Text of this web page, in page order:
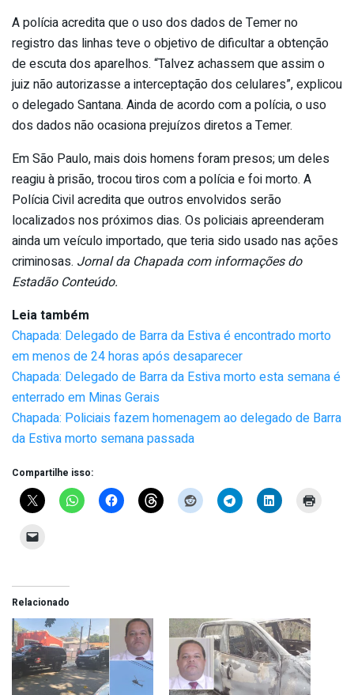
A polícia acredita que o uso dos dados de Temer no
registro das linhas teve o objetivo de dificultar a obtenção
de escuta dos aparelhos. “Talvez achassem que assim o
juiz não autorizasse a interceptação dos celulares”, explicou
o delegado Santana. Ainda de acordo com a polícia, o uso
dos dados não ocasiona prejuízos diretos a Temer.
Em São Paulo, mais dois homens foram presos; um deles
reagiu à prisão, trocou tiros com a polícia e foi morto. A
Polícia Civil acredita que outros envolvidos serão
localizados nos próximos dias. Os policiais apreenderam
ainda um veículo importado, que teria sido usado nas ações
criminosas. Jornal da Chapada com informações do
Estadão Conteúdo.
Leia também
Chapada: Delegado de Barra da Estiva é encontrado morto
em menos de 24 horas após desaparecer
Chapada: Delegado de Barra da Estiva morto esta semana é
enterrado em Minas Gerais
Chapada: Policiais fazem homenagem ao delegado de Barra
da Estiva morto semana passada
Compartilhe isso:
Relacionado